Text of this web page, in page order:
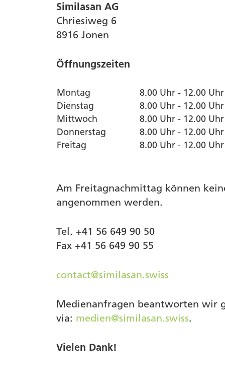
Similasan AG
Chriesiweg 6
8916 Jonen
Öffnungszeiten
Montag
8.00 Uhr - 12.00 Uhr
Dienstag
8.00 Uhr - 12.00 Uhr
Mittwoch
8.00 Uhr - 12.00 Uhr
Donnerstag
8.00 Uhr - 12.00 Uhr
Freitag
8.00 Uhr - 12.00 Uhr
Am Freitagnachmittag können
angenommen werden.
Tel. +41 56 649 90 50
Fax +41 56 649 90 55
contact@similasan.swiss
Medienanfragen beantworten wir
via: medien@similasan.swiss.
Vielen Dank!